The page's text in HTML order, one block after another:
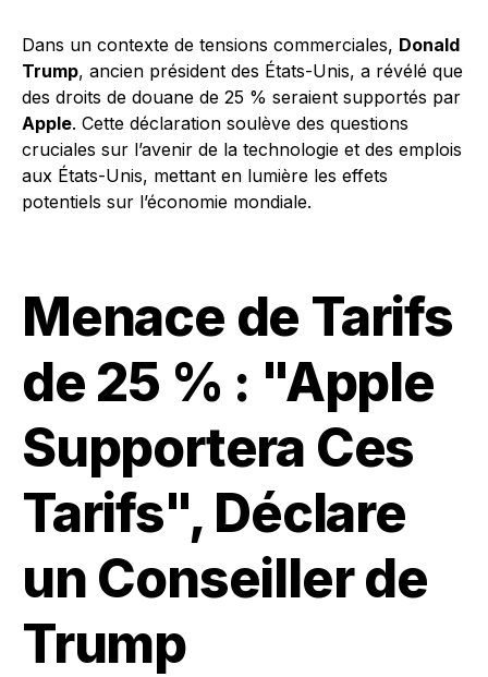
Dans un contexte de tensions commerciales, Donald
Trump, ancien président des États-Unis, a révélé que
des droits de douane de 25 % seraient supportés par
Apple. Cette déclaration soulève des questions
cruciales sur l’avenir de la technologie et des emplois
aux États-Unis, mettant en lumière les effets
potentiels sur l’économie mondiale.
Menace de Tarifs
de 25 % : "Apple
Supportera Ces
Tarifs", Déclare
un Conseiller de
Trump